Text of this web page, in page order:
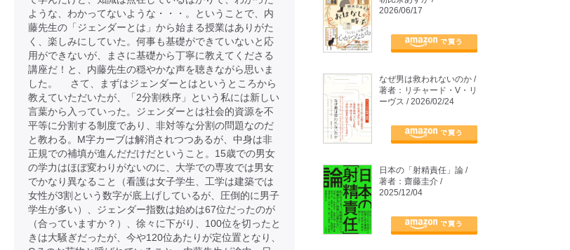
ような、わかってないような・・・。ということで、内
藤先生の「ジェンダーとは」から始まる授業はありがた
く、楽しみにしていた。何事も基礎ができていないと応
用ができないが、まさに基礎から丁寧に教えてくださる
講座だ！と、内藤先生の穏やかな声を聴きながら思いま
した。 さて、まずはジェンダーとはというところから
教えていただいたが、「2分割秩序」という私には新しい
言葉から入っていった。ジェンダーとは社会的資源を不
平等に分割する制度であり、非対等な分割の問題なのだ
と教わる。M字カーブは解消されつつあるが、中身は非
正規での補填が進んだだけだということ。15歳での男女
の学力はほぼ変わりがないのに、大学での専攻では男女
でかなり異なること（看護は女子学生、工学は建築では
女性が3割という数字が底上げしているが、圧倒的に男子
学生が多い）、ジェンダー指数は始めは67位だったのが
（合っていますか？）、徐々に下がり、100位を切ったと
きは大騒ぎだったが、今や120位あたりが定位置となり、
2026/06/17
なぜ男は救われないのか /
著者：リチャード・V・リ
ーヴス / 2026/02/24
日本の「射精責任」論 /
著者：齋藤圭介 /
2025/12/04